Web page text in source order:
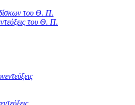
του Θ. Π.
του Θ. Π.